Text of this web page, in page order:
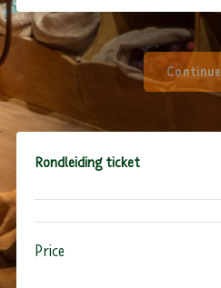
Continue
Rondleiding ticket
Price